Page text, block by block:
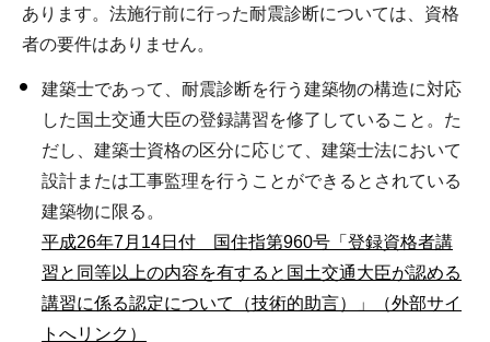
あります。法施行前に行った耐震診断については、資格
者の要件はありません。
建築士であって、耐震診断を行う建築物の構造に対応
した国土交通大臣の登録講習を修了していること。た
だし、建築士資格の区分に応じて、建築士法において
設計または工事監理を行うことができるとされている
建築物に限る。
平成26年7月14日付 国住指第960号「登録資格者講
習と同等以上の内容を有すると国土交通大臣が認める
講習に係る認定について（技術的助言）」（外部サイ
トへリンク）